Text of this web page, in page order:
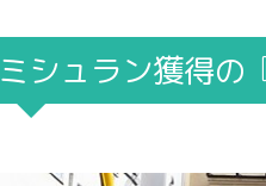
ミシュラン獲得の